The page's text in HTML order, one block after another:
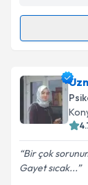
Uzm.
takvim
Bir çok
Gayet sıcak...